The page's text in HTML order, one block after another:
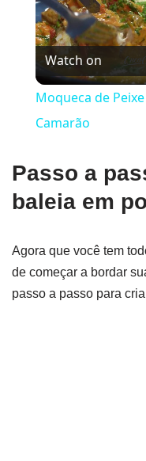
Watch on
Moqueca de
Camarão
Passo a
baleia em
Agora que você tem
de começar a bordar
passo a passo para